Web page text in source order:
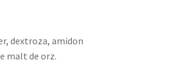
dextroza, amidon
malt de orz.